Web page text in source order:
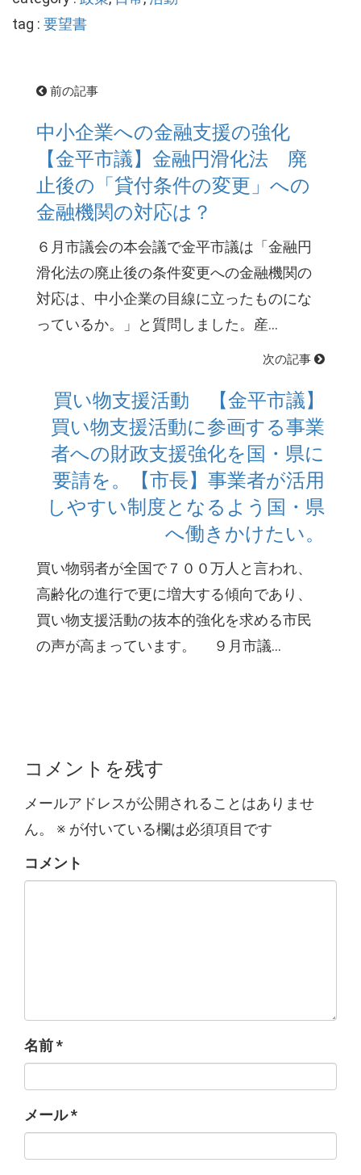
tag : 要望書
前の記事
中小企業への金融支援の強化
【金平市議】金融円滑化法 廃
止後の「貸付条件の変更」への
金融機関の対応は？
６月市議会の本会議で金平市議は「金融円
滑化法の廃止後の条件変更への金融機関の
対応は、中小企業の目線に立ったものにな
っているか。」と質問しました。産...
次の記事
買い物支援活動 【金平市議】
買い物支援活動に参画する事業
者への財政支援強化を国・県に
要請を。【市長】事業者が活用
しやすい制度となるよう国・県
へ働きかけたい。
買い物弱者が全国で７００万人と言われ、
高齢化の進行で更に増大する傾向であり、
買い物支援活動の抜本的強化を求める市民
の声が高まっています。 ９月市議...
コメントを残す
メールアドレスが公開されることはありませ
ん。
※ が付いている欄は必須項目です
コメント
名前*
メール*